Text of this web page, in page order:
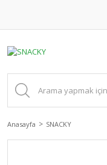
Anasayfa SNACKY